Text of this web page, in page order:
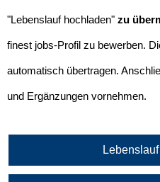
"Lebenslauf hochladen" zu
finest jobs-Profil zu bewerben.
automatisch übertragen.
und Ergänzungen vornehmen.